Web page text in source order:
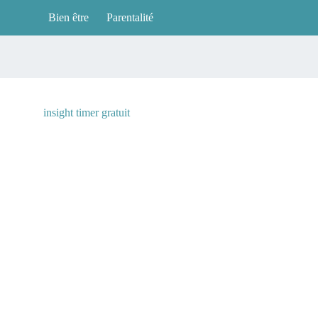
Bien être Parentalité
insight timer gratuit